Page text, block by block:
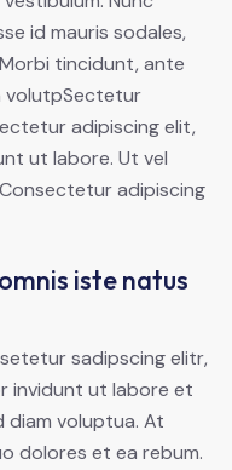
id mauris sodales,
tincidunt, ante
volutpSectetur
adipiscing elit,
ut labore. Ut vel
adipiscing
iste natus
sadipscing elitr,
invidunt ut labore et
diam voluptua. At
dolores et ea rebum.